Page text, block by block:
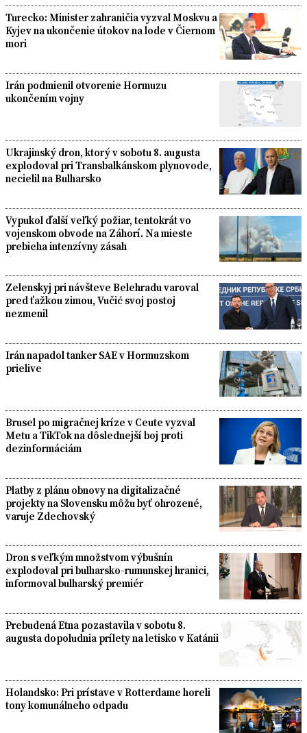
Turecko: Minister zahraničia vyzval Moskvu a
Kyjev na ukončenie útokov na lode v Čiernom
mori
Irán podmienil otvorenie Hormuzu
ukončením vojny
Ukrajinský dron, ktorý v sobotu 8. augusta
explodoval pri Transbalkánskom plynovode,
necielil na Bulharsko
Vypukol ďalší veľký požiar, tentokrát vo
vojenskom obvode na Záhorí. Na mieste
prebieha intenzívny zásah
Zelenskyj pri návšteve Belehradu varoval
pred ťažkou zimou, Vučić svoj postoj
nezmenil
Irán napadol tanker SAE v Hormuzskom
prielive
Brusel po migračnej kríze v Ceute vyzval
Metu a TikTok na dôslednejší boj proti
dezinformáciám
Platby z plánu obnovy na digitalizačné
projekty na Slovensku môžu byť ohrozené,
varuje Zdechovský
Dron s veľkým množstvom výbušnín
explodoval pri bulharsko-rumunskej hranici,
informoval bulharský premiér
Prebudená Etna pozastavila v sobotu 8.
augusta dopoludnia prílety na letisko v Katánii
Holandsko: Pri prístave v Rotterdame horeli
tony komunálneho odpadu